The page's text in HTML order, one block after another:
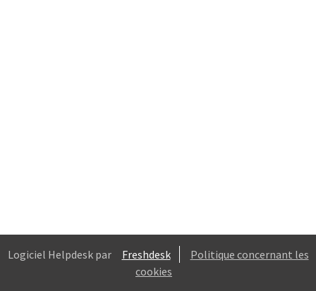
Logiciel Helpdesk par Freshdesk
Politique concernant les
cookies